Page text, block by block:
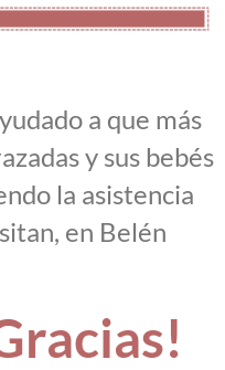
a que más
y sus bebés
la asistencia
en Belén